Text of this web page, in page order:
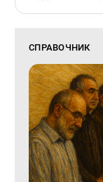
СПРАВОЧНИК